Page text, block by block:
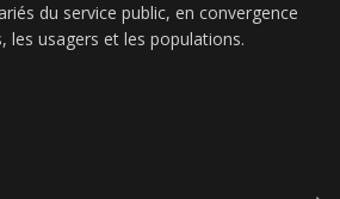
du service public, en convergence
les usagers et les populations.